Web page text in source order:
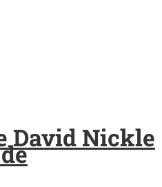
David Nickle